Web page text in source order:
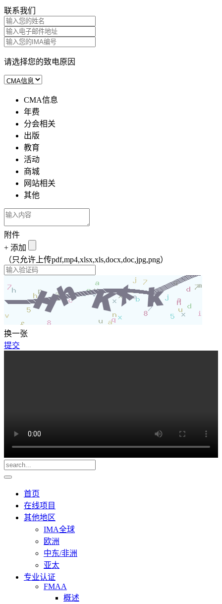
联系我们
请选择您的致电原因
CMA信息
年费
分会相关
出版
教育
活动
商城
网站相关
其他
附件
+ 添加
（只允许上传pdf,mp4,xlsx,xls,docx,doc,jpg,png）
换一张
提交
首页
在线项目
其他地区
IMA全球
欧洲
中东/非洲
亚太
专业认证
FMAA
概述